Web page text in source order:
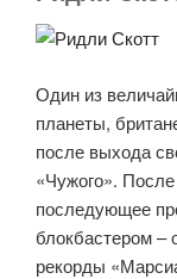
Один из
планеты,
после выхода
«Чужого».
последующее
блокбастером –
рекорды